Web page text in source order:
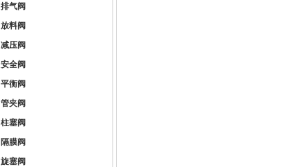
排气阀
放料阀
减压阀
安全阀
平衡阀
管夹阀
柱塞阀
隔膜阀
旋塞阀